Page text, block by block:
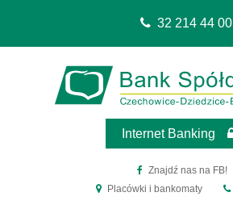
32 214 44 00
Internet Banking
Znajdź nas na FB!
Placówki i bankomaty